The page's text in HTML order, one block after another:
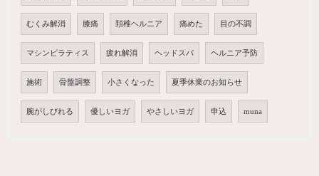
むくみ解消 膝痛 頚椎ヘルニア 痛めた 目の不調
マシンピラティス 疲れ解消 ヘッドスパ ヘルニア予防
施術 骨盤調整 小さくなった 夏季休業のお知らせ
腕がしびれる 優しいヨガ やさしいヨガ 申込 muna